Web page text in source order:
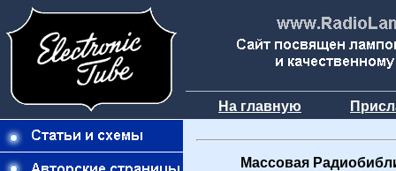
На главную
Массовая